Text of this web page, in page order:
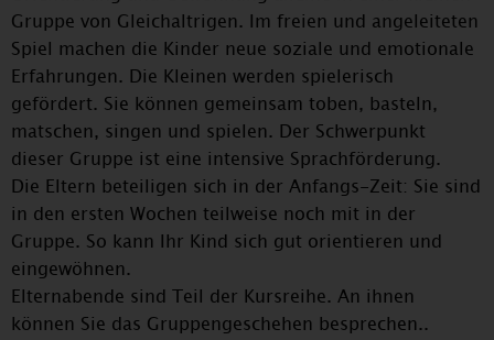
Gruppe von Gleichaltrigen. Im freien und angeleiteten
Spiel machen die Kinder neue soziale und emotionale
Erfahrungen. Die Kleinen werden spielerisch
gefördert. Sie können gemeinsam toben, basteln,
matschen, singen und spielen. Der Schwerpunkt
dieser Gruppe ist eine intensive Sprachförderung.
Die Eltern beteiligen sich in der Anfangs-Zeit: Sie sind
in den ersten Wochen teilweise noch mit in der
Gruppe. So kann Ihr Kind sich gut orientieren und
eingewöhnen.
Elternabende sind Teil der Kursreihe. An ihnen
können Sie das Gruppengeschehen besprechen..